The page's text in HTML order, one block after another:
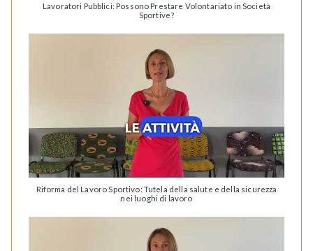
Lavoratori Pubblici: Possono Prestare Volontariato in Società
Sportive?
Riforma del Lavoro Sportivo: Tutela della salute e della sicurezza
nei luoghi di lavoro